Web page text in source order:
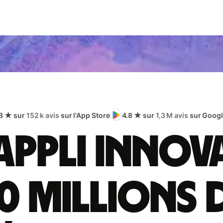
★ sur152 k avis sur l'App Store 4.8 ★ sur1,3 M avis sur
millions